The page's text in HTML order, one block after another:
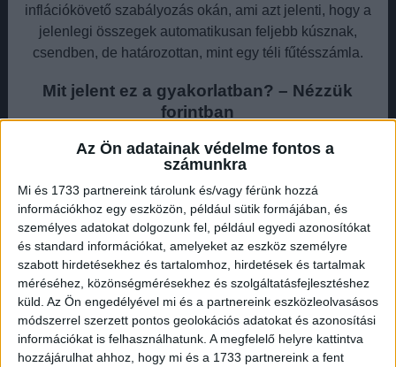
Az Ön adatainak védelme fontos a
számunkra
Mi és 1733 partnereink tárolunk és/vagy férünk hozzá
információkhoz egy eszközön, például sütik formájában, és
személyes adatokat dolgozunk fel, például egyedi azonosítókat
és standard információkat, amelyeket az eszköz személyre
szabott hirdetésekhez és tartalomhoz, hirdetések és tartalmak
méréséhez, közönségmérésekhez és szolgáltatásfejlesztéshez
küld. Az Ön engedélyével mi és a partnereink eszközleolvasásos
módszerrel szerzett pontos geolokációs adatokat és azonosítási
információkat is felhasználhatunk. A megfelelő helyre kattintva
hozzájárulhat ahhoz, hogy mi és a 1733 partnereink a fent
inflációkövető szabályozás okán, ami azt jelenti, hogy a
jelenlegi összegek automatikusan feljebb kúsznak,
csendben, de határozottan, mint egy téli fűtésszámla.
Mit jelent ez a gyakorlatban? – Nézzük
forintban
A személyautók gépjárműadója jelenleg ateljesítmény
jármű életkoraalapján alakul, és bár a pontos
2026-os szorzókat hivatalosan csak később közli a
Nemzeti Adó- és Vámhivatal, az infláció alapján már most
lehet számolni egy8–12%-os emelkedéssel.
Konkrét példák – mennyit fizetsz most és
mennyit 2026-ban?
Egy átlagos, 8–11 éves, 85 kW-os benzines autó
esetén: